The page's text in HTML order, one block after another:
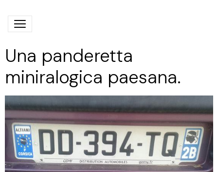
Una panderetta
miniralogica paesana.